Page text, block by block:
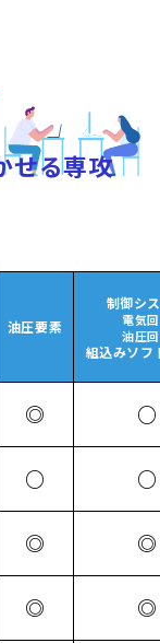
せる専攻
油圧要素
制御シ
電気
油圧
組込みソフ
◎ ○
○ ○
◎ ◎
◎ ◎